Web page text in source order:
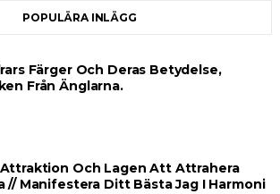
POPULÄRA INLÄGG
Färger Och Deras Betydelse,
Från Änglarna.
Och Lagen Att Attrahera
// Manifestera Ditt Bästa Jag I Harmoni